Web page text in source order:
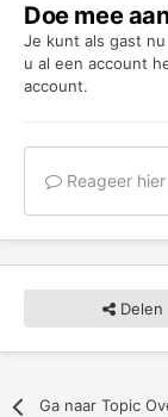
Doe mee
Je kunt als gast
u al een account
account.
Reageer
Delen
Ga naar Topic